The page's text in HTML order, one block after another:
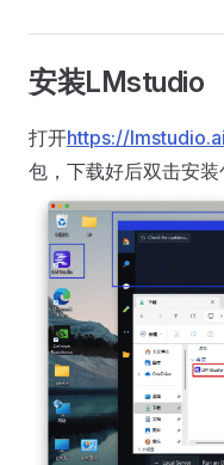
安装LMstudio
打开https://
包，下载好后双击安装